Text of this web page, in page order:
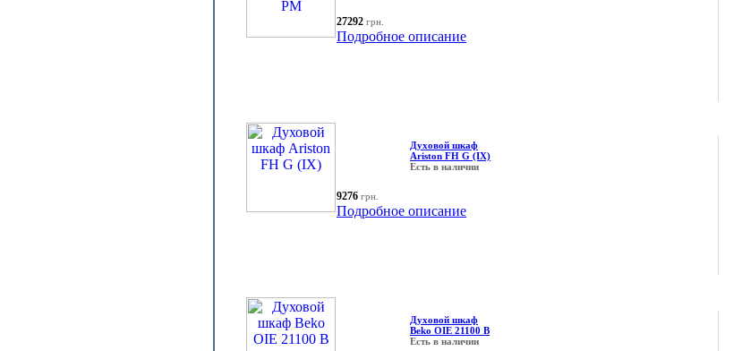
27292 грн.
Подробное описание
Духовой шкаф
Ariston FH G (IX)
Есть в наличии
9276 грн.
Подробное описание
Духовой шкаф
Beko OIE 21100 B
Есть в наличии